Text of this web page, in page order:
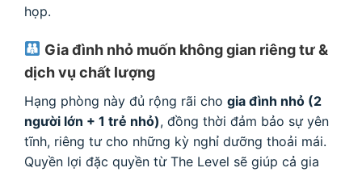
họp.
Gia đình nhỏ muốn không gian riêng tư &
dịch vụ chất lượng
Hạng phòng này đủ rộng rãi cho gia đình nhỏ (2
người lớn + 1 trẻ nhỏ), đồng thời đảm bảo sự yên
tĩnh, riêng tư cho những kỳ nghỉ dưỡng thoải mái.
Quyền lợi đặc quyền từ The Level sẽ giúp cả gia